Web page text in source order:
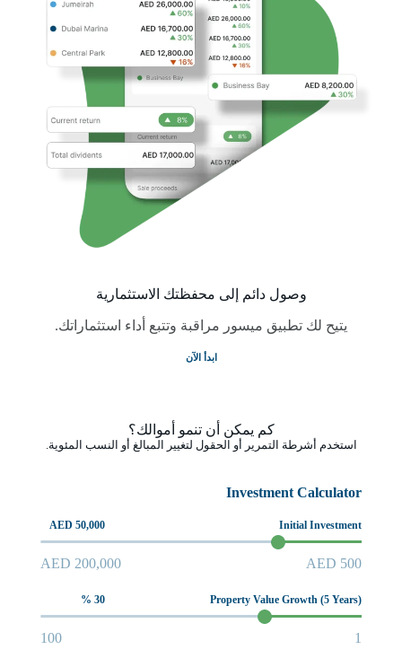
وصول دائم إلى محفظتك الاستثمارية
يتيح لك تطبيق ميسور مراقبة وتتبع أداء استثماراتك.
ابدأ الآن
كم يمكن أن تنمو أموالك؟
استخدم أشرطة التمرير أو الحقول لتغيير المبالغ أو النسب المئوية.
Investment Calculator
Initial Investment
AED 50,000
AED 500
AED 200,000
Property Value Growth (5 Years)
30 %
1
100